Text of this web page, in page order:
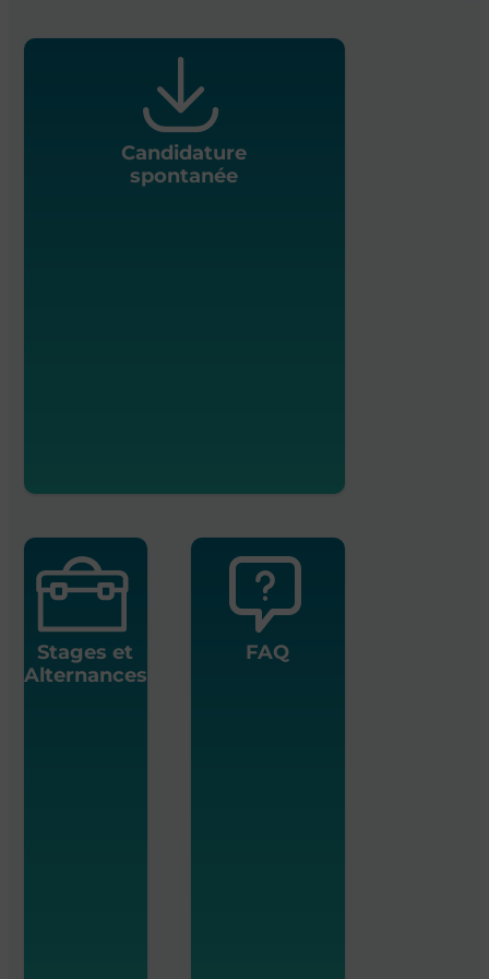
Candidature
spontanée
Stages et
Alternances
FAQ